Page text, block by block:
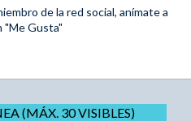
de la red social, anímate a
"Me Gusta"
(MÁX. 30 VISIBLES)